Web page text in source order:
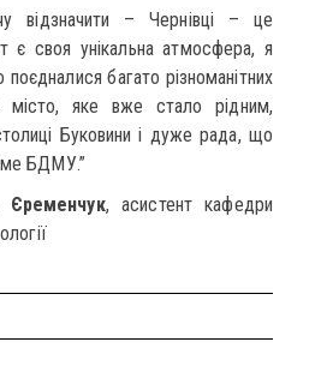
відзначити – Чернівці – це
є своя унікальна атмосфера, я
поєдналися багато різноманітних
яке вже стало рідним,
Буковини і дуже рада, що
БДМУ.”
Єременчук, асистент кафедри